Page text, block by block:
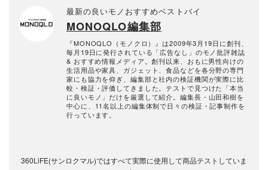
最新の良いモノおすすめベストバイ
MONOQLO編集部
『MONOQLO（モノクロ）』は2009年3月19日に創刊、
毎月19日に発行されている「広告なし」のモノ批評雑誌
& おすすめ情報メディア。創刊以来、おもに男性向けの
生活用品や家具、ガジェット、食品などを各分野の専門
家にも協力を仰ぎ、編集部と社内の検証機関が実際に比
較・検証・評価してきました。テストで見つけた「本当
に良いモノ」だけを厳選して紹介。編集長・山田和樹を
中心に、11名以上の編集体制で日々の検証・記事制作を
行っています。
360LiFE(サンロクマル)ではすべて実際に使用して商品テストしていま